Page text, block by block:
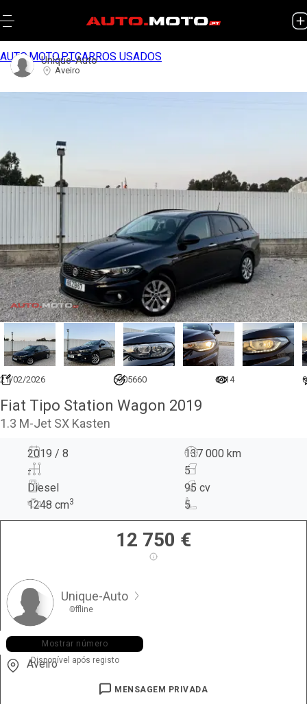
AUTO.MOTO.PTCARROS USADOS
21/02/2026 6905660 6114 0
Fiat Tipo Station Wagon 2019
1.3 M-Jet SX Kasten
2019 / 8
137 000 km
-
5
Diesel
95 cv
1248 cm3 5
12 750 €
Unique-Auto
Offline
+351 926 ••• •50
Mostrar número
Disponível após registo
Aveiro
MENSAGEM PRIVADA
Unique-Auto
Aveiro